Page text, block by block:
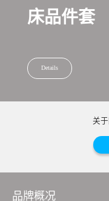
床品件套
Details
关
品牌概况